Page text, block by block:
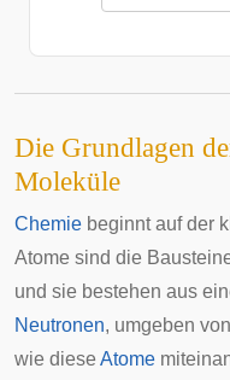
Die Grundlagen
Moleküle
Chemie beginnt auf der
Atome sind die
und sie bestehen aus
Neutronen, umgeben von
wie diese Atome